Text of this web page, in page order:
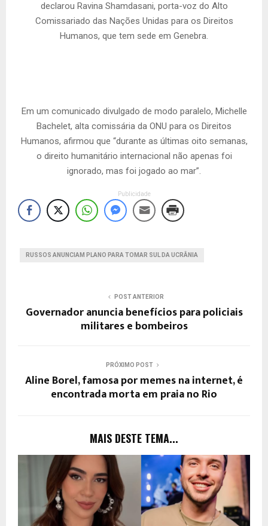
declarou Ravina Shamdasani, porta-voz do Alto
Comissariado das Nações Unidas para os Direitos
Humanos, que tem sede em Genebra.
Em um comunicado divulgado de modo paralelo, Michelle
Bachelet, alta comissária da ONU para os Direitos
Humanos, afirmou que “durante as últimas oito semanas,
o direito humanitário internacional não apenas foi
ignorado, mas foi jogado ao mar”.
Publicidade
RUSSOS ANUNCIAM PLANO PARA TOMAR SUL DA UCRÂNIA
POST ANTERIOR
Governador anuncia benefícios para policiais
militares e bombeiros
PRÓXIMO POST
Aline Borel, famosa por memes na internet, é
encontrada morta em praia no Rio
MAIS DESTE TEMA...